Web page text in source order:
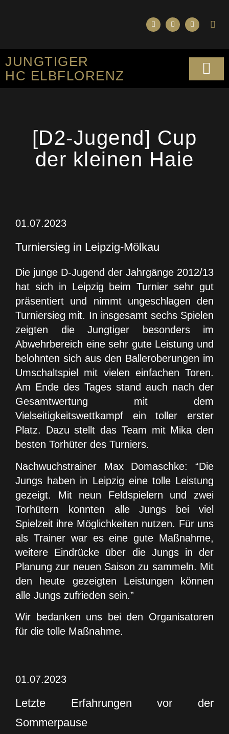
JUNGTIGER
HC ELBFLORENZ
[D2-Jugend] Cup
der kleinen Haie
01.07.2023
Turniersieg in Leipzig-Mölkau
Die junge D-Jugend der Jahrgänge 2012/13
hat sich in Leipzig beim Turnier sehr gut
präsentiert und nimmt ungeschlagen den
Turniersieg mit. In insgesamt sechs Spielen
zeigten die Jungtiger besonders im
Abwehrbereich eine sehr gute Leistung und
belohnten sich aus den Balleroberungen im
Umschaltspiel mit vielen einfachen Toren.
Am Ende des Tages stand auch nach der
Gesamtwertung mit dem
Vielseitigkeitswettkampf ein toller erster
Platz. Dazu stellt das Team mit Mika den
besten Torhüter des Turniers.
Nachwuchstrainer Max Domaschke: “Die
Jungs haben in Leipzig eine tolle Leistung
gezeigt. Mit neun Feldspielern und zwei
Torhütern konnten alle Jungs bei viel
Spielzeit ihre Möglichkeiten nutzen. Für uns
als Trainer war es eine gute Maßnahme,
weitere Eindrücke über die Jungs in der
Planung zur neuen Saison zu sammeln. Mit
den heute gezeigten Leistungen können
alle Jungs zufrieden sein.”
Wir bedanken uns bei den Organisatoren
für die tolle Maßnahme.
01.07.2023
Letzte Erfahrungen vor der
Sommerpause